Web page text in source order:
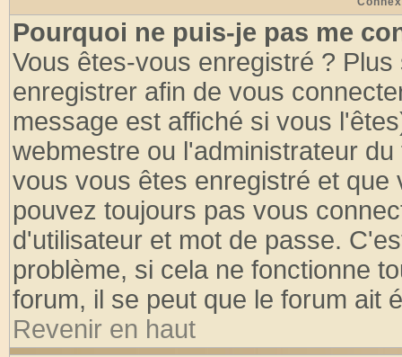
Pourquoi ne puis-je pas me
Vous êtes-vous enregistré ?
enregistrer afin de vous
message est affiché si vous
webmestre ou l'administrateur
vous vous êtes enregistré et
pouvez toujours pas vous
d'utilisateur et mot de passe.
problème, si cela ne fonctionne
forum, il se peut que le forum ait
Revenir en haut